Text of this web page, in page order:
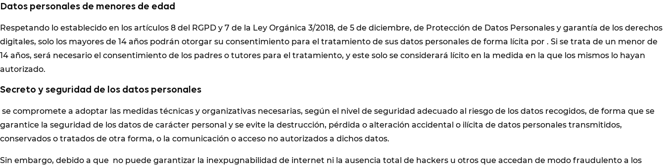
Datos personales de menores de edad
Respetando lo establecido en los artículos 8 del RGPD y 7 de la Ley Orgánica 3/2018, de 5 de diciembre, de Protección de Datos Personales y garantía de los derechos
digitales, solo los mayores de 14 años podrán otorgar su consentimiento para el tratamiento de sus datos personales de forma lícita por . Si se trata de un menor de
14 años, será necesario el consentimiento de los padres o tutores para el tratamiento, y este solo se considerará lícito en la medida en la que los mismos lo hayan
autorizado.
Secreto y seguridad de los datos personales
se compromete a adoptar las medidas técnicas y organizativas necesarias, según el nivel de seguridad adecuado al riesgo de los datos recogidos, de forma que se
garantice la seguridad de los datos de carácter personal y se evite la destrucción, pérdida o alteración accidental o ilícita de datos personales transmitidos,
conservados o tratados de otra forma, o la comunicación o acceso no autorizados a dichos datos.
Sin embargo, debido a que no puede garantizar la inexpugnabilidad de internet ni la ausencia total de hackers u otros que accedan de modo fraudulento a los